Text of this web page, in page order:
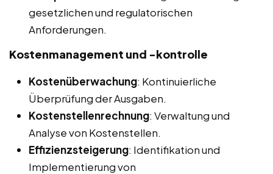
gesetzlichen und regulatorischen
Anforderungen.
Kostenmanagement und -kontrolle
Kostenüberwachung: Kontinuierliche
Überprüfung der Ausgaben.
Kostenstellenrechnung: Verwaltung und
Analyse von Kostenstellen.
Effizienzsteigerung: Identifikation und
Implementierung von